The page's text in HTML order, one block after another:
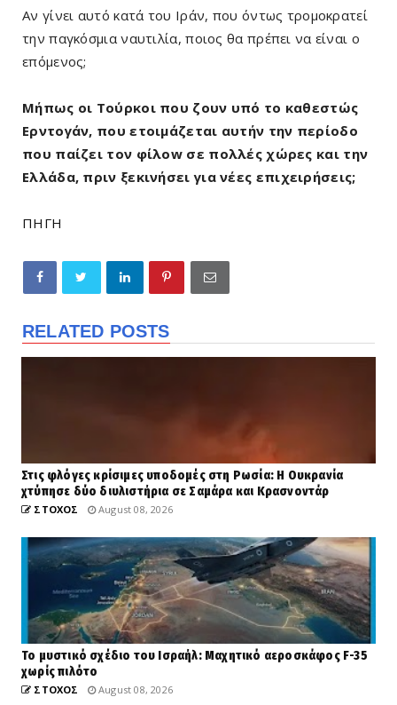
Αν γίνει αυτό κατά του Ιράν, που όντως τρομοκρατεί
την παγκόσμια ναυτιλία, ποιος θα πρέπει να είναι ο
επόμενος;
Μήπως οι Τούρκοι που ζουν υπό το καθεστώς
Ερντογάν, που ετοιμάζεται αυτήν την περίοδο
που παίζει τον φίλοw σε πολλές χώρες και την
Ελλάδα, πριν ξεκινήσει για νέες επιχειρήσεις;
ΠΗΓΗ
RELATED POSTS
Στις φλόγες κρίσιμες υποδομές στη Ρωσία: Η Ουκρανία
χτύπησε δύο διυλιστήρια σε Σαμάρα και Κρασνοντάρ
ΣΤΟΧΟΣ August 08, 2026
Το μυστικό σχέδιο του Ισραήλ: Μαχητικό αεροσκάφος F-35
χωρίς πιλότο
ΣΤΟΧΟΣ August 08, 2026